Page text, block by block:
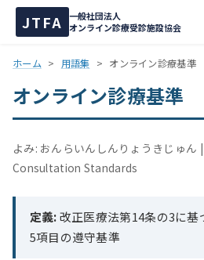
JTFA
一般社団法人
オンライン診療受診施設協会
ホーム > 用語集 > オンライン診療基準
オンライン診療基準
よみ: おんらいんしんりょうきじゅん
Consultation Standards
定義:改正医療法第14条の3に
5項目の遵守基準